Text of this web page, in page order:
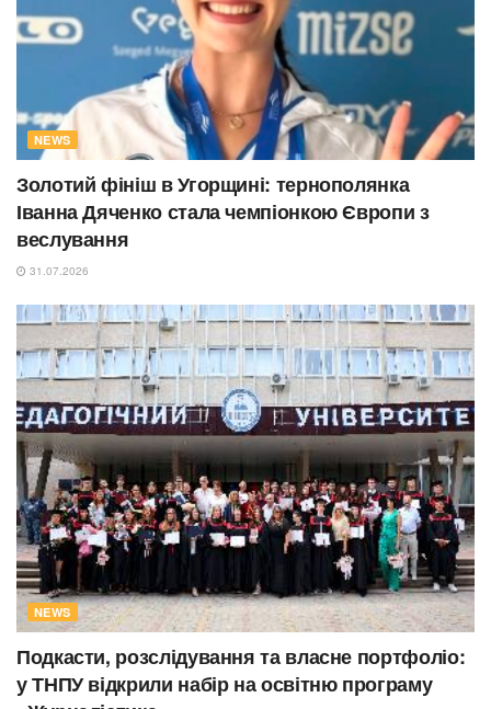
NEWS
Золотий фініш в Угорщині: тернополянка
Іванна Дяченко стала чемпіонкою Європи з
веслування
31.07.2026
NEWS
Подкасти, розслідування та власне портфоліо:
у ТНПУ відкрили набір на освітню програму